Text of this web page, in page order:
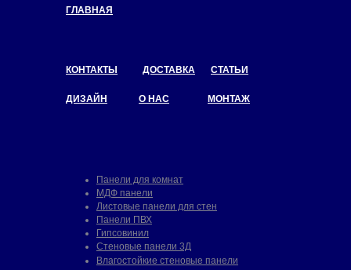
ГЛАВНАЯ
О НАС
ДОСТАВКА СТАТЬИ
ДИЗАЙН МОНТАЖ
КОНТАКТЫ
Панели для комнат
МДФ панели
Листовые панели для стен
Панели ПВХ
Гипсовинил
Стеновые панели 3Д
Влагостойкие стеновые панели